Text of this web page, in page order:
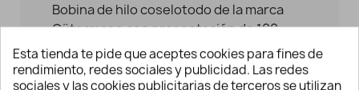
Bobina de hilo coselotodo de la marca
Gütermann con presentación de 100
metros y una amplia gama de colores, es
el hilo idóneo para todos los tejidos y
costuras. Es ideal tanto para coser a
Esta tienda te pide que aceptes cookies para fines de
rendimiento, redes sociales y publicidad. Las redes
sociales y las cookies publicitarias de terceros se utilizan